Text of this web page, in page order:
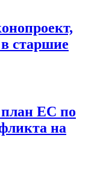
старшие
ЕС по
на